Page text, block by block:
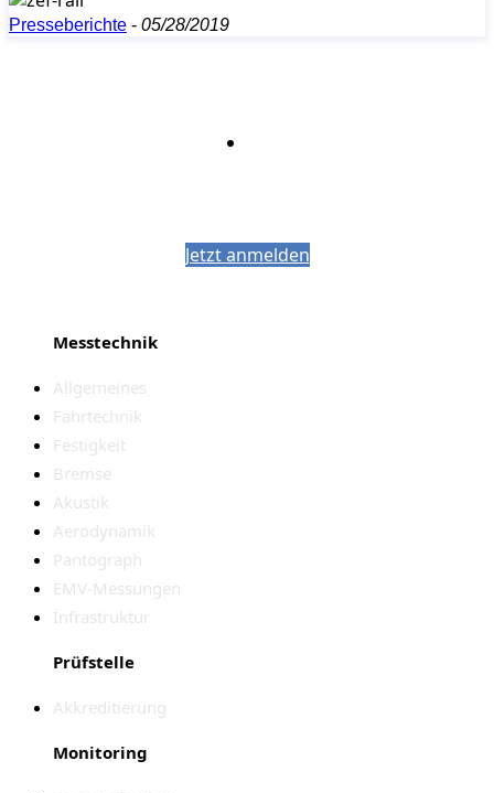
Presseberichte - 05/28/2019
Jetzt anmelden
Messtechnik
Allgemeines
Fahrtechnik
Festigkeit
Bremse
Akustik
Aerodynamik
Pantograph
EMV-Messungen
Infrastruktur
Prüfstelle
Akkreditierung
Monitoring